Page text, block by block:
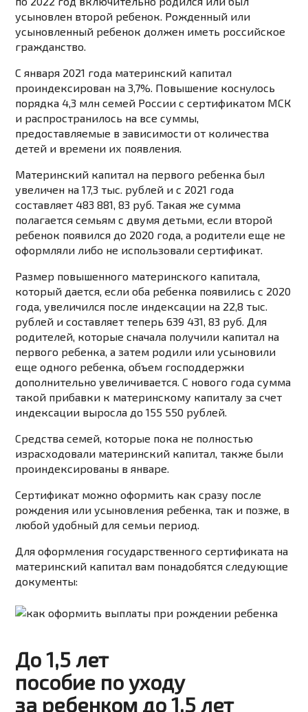
усыновлен второй ребенок. Рожденный или
усыновленный ребенок должен иметь российское
гражданство.
С января 2021 года материнский капитал
проиндексирован на 3,7%. Повышение коснулось
порядка 4,3 млн семей России с сертификатом МСК
и распространилось на все суммы,
предоставляемые в зависимости от количества
детей и времени их появления.
Материнский капитал на первого ребенка был
увеличен на 17,3 тыс. рублей и с 2021 года
составляет 483 881, 83 руб. Такая же сумма
полагается семьям с двумя детьми, если второй
ребенок появился до 2020 года, а родители еще не
оформляли либо не использовали сертификат.
Размер повышенного материнского капитала,
который дается, если оба ребенка появились с 2020
года, увеличился после индексации на 22,8 тыс.
рублей и составляет теперь 639 431, 83 руб. Для
родителей, которые сначала получили капитал на
первого ребенка, а затем родили или усыновили
еще одного ребенка, объем господдержки
дополнительно увеличивается. С нового года сумма
такой прибавки к материнскому капиталу за счет
индексации выросла до 155 550 рублей.
Средства семей, которые пока не полностью
израсходовали материнский капитал, также были
проиндексированы в январе.
Сертификат можнооформить каксразу после
рождения илиусыновления ребенка,так и позже, в
любойудобный длясемьи период.
Дляоформления государственногосертификата на
материнский капитал вам понадобятсяследующие
документы:
До 1,5 лет
пособие по уходу
за ребенком до 1,5 лет